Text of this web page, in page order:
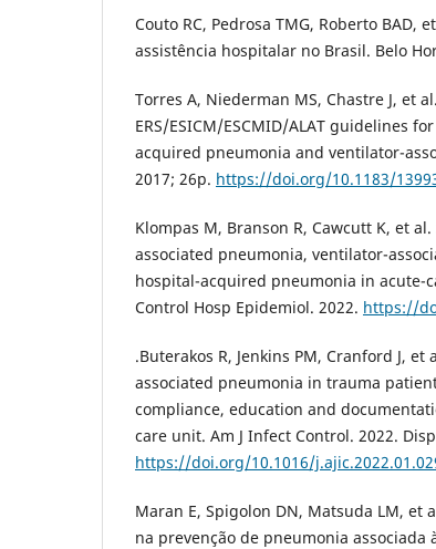
Couto RC, Pedrosa TMG, Roberto BAD,
assistência hospitalar no Brasil. Belo
Torres A, Niederman MS, Chastre J, et
ERS/ESICM/ESCMID/ALAT guidelines
acquired pneumonia and ventilator-
2017; 26p. https://doi.org/10.1183/
Klompas M, Branson R, Cawcutt K, et
associated pneumonia, ventilator-
hospital-acquired pneumonia in acute-
Control Hosp Epidemiol. 2022. https://
.Buterakos R, Jenkins PM, Cranford J,
associated pneumonia in trauma
compliance, education and
care unit. Am J Infect Control. 2022.
https://doi.org/10.1016/
Maran E, Spigolon DN, Matsuda LM, et
na prevenção de pneumonia associada